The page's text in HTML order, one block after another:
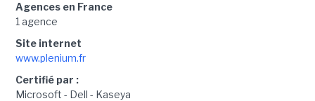
Agences en France
1 agence
Site internet
www.plenium.fr
Certifié par :
Microsoft - Dell - Kaseya